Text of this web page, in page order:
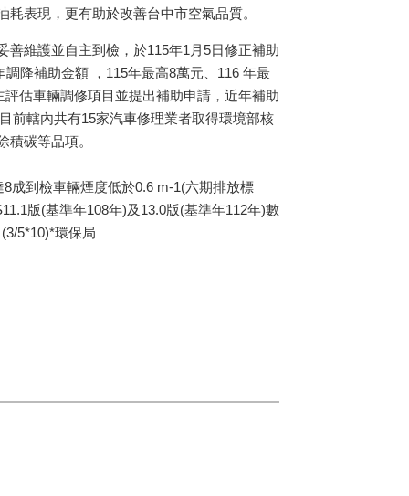
表現，更有助於改善台中市空氣品質。
維護並自主到檢，於115年1月5日修正補助
降補助金額 ，115年最高8萬元、116 年最
估車輛調修項目並提出補助申請，近年補助
前轄內共有15家汽車修理業者取得環境部核
碳等品項。
成到檢車輛煙度低於0.6 m-1(六期排放標
版(基準年108年)及13.0版(基準年112年)數
5*10)*環保局